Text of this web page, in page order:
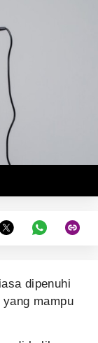
dipenuhi
yang mampu